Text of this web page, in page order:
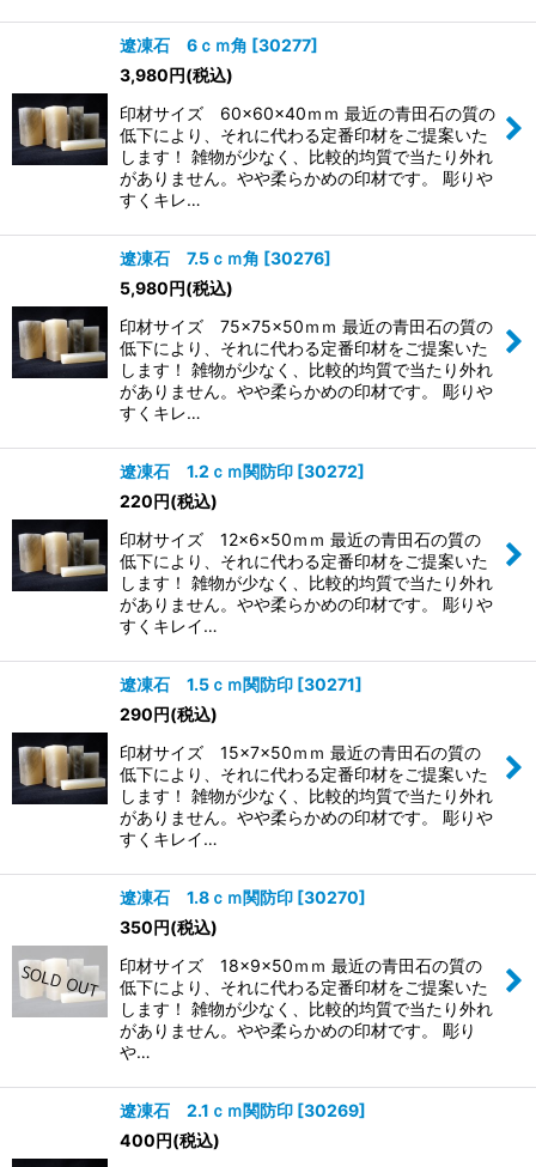
遼凍石 6ｃｍ角 [30277]
3,980円(税込)
印材サイズ 60×60×40ｍｍ 最近の青田石の質の
低下により、それに代わる定番印材をご提案いた
します！ 雑物が少なく、比較的均質で当たり外れ
がありません。やや柔らかめの印材です。 彫りや
すくキレ…
遼凍石 7.5ｃｍ角 [30276]
5,980円(税込)
印材サイズ 75×75×50ｍｍ 最近の青田石の質の
低下により、それに代わる定番印材をご提案いた
します！ 雑物が少なく、比較的均質で当たり外れ
がありません。やや柔らかめの印材です。 彫りや
すくキレ…
遼凍石 1.2ｃｍ関防印 [30272]
220円(税込)
印材サイズ 12×6×50ｍｍ 最近の青田石の質の
低下により、それに代わる定番印材をご提案いた
します！ 雑物が少なく、比較的均質で当たり外れ
がありません。やや柔らかめの印材です。 彫りや
すくキレイ…
遼凍石 1.5ｃｍ関防印 [30271]
290円(税込)
印材サイズ 15×7×50ｍｍ 最近の青田石の質の
低下により、それに代わる定番印材をご提案いた
します！ 雑物が少なく、比較的均質で当たり外れ
がありません。やや柔らかめの印材です。 彫りや
すくキレイ…
遼凍石 1.8ｃｍ関防印 [30270]
350円(税込)
印材サイズ 18×9×50ｍｍ 最近の青田石の質の
低下により、それに代わる定番印材をご提案いた
します！ 雑物が少なく、比較的均質で当たり外れ
がありません。やや柔らかめの印材です。 彫り
や…
遼凍石 2.1ｃｍ関防印 [30269]
400円(税込)